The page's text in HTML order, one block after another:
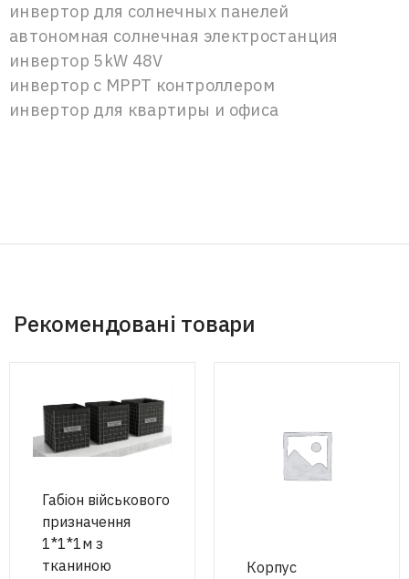
инвертор для солнечных панелей
автономная солнечная электростанция
инвертор 5kW 48V
инвертор с MPPT контроллером
инвертор для квартиры и офиса
Рекомендовані товари
Габіон військового
призначення
1*1*1м з
тканиною
Корпус